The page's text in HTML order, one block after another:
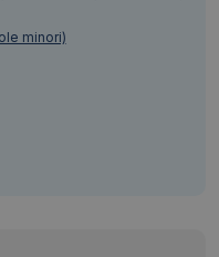
minori)